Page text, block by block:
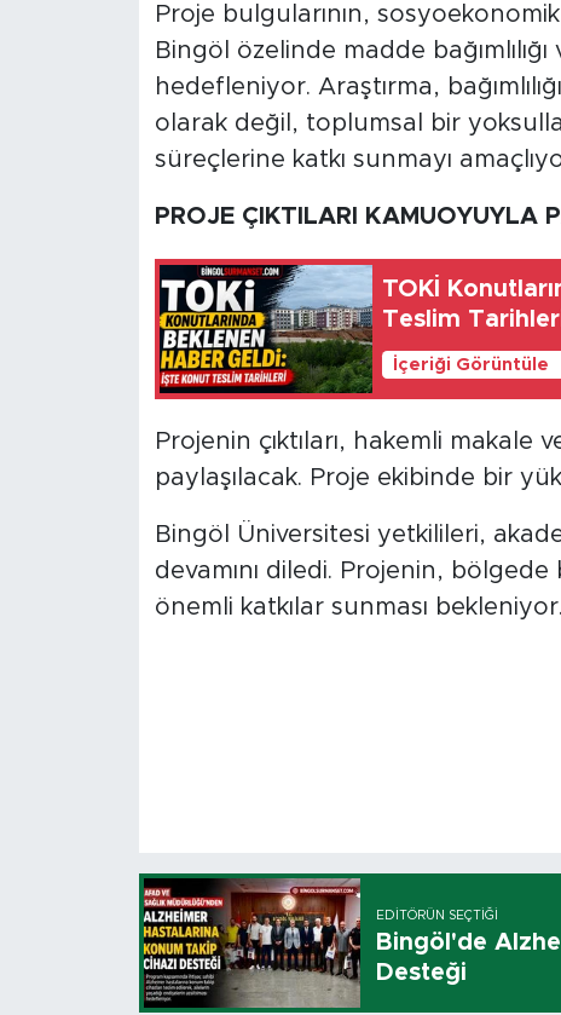
Proje bulgularının,
Bingöl özelinde madde
hedefleniyor. Araştırma,
olarak değil, toplumsal bir
süreçlerine katkı sunmayı
PROJE ÇIKTILARI KAMUOYUYLA
TOKİ
Teslim
İçeriği Görüntüle
Projenin çıktıları, hakemli
paylaşılacak. Proje ekibinde bir
Bingöl Üniversitesi yetkilileri,
devamını diledi. Projenin, bölgede
önemli katkılar sunması bekleniyor.
EDITÖRÜN SEÇTIĞI
Bingöl'de
Desteği